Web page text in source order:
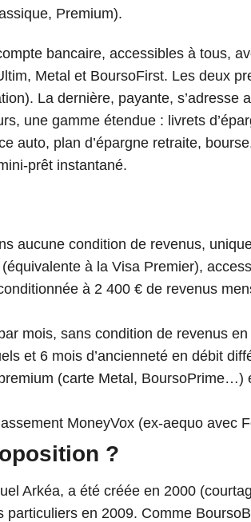
Premium).
bancaire, accessibles à tous,
Metal et BoursoFirst. Les deux
La dernière, payante, s’adresse
une gamme étendue : livrets
auto, plan d’épargne retraite,
prêt instantané.
aucune condition de revenus,
à la Visa Premier),
à 2 400 € de revenus
mois, sans condition de revenus
et 6 mois d’ancienneté en débit
(carte Metal, BoursoPrime…)
MoneyVox (ex-aequo avec
?
Arkéa, a été créée en 2000
en 2009. Comme